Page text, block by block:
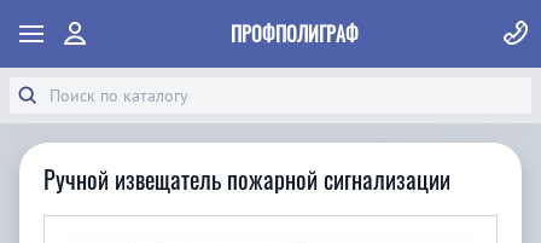
ПРОФПОЛИГРАФ
Ручной извещатель пожарной сигнализации